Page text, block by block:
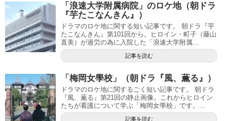
「浪速大学附属病院」のロケ地（朝ドラ
『芋たこなんきん』）
ドラマのロケ地に関する短い記事です。 朝ドラ『芋
たこなんきん』第101回から。ヒロイン・町子（藤山
直美）が過労の為に入院した「浪速大学附属...
記事を読む
「梅岡女學校」（朝ドラ『風、薫る』）
ドラマのロケ地に関するごく短い記事です。 朝ドラ
『風、薫る』第21回の静止画像。これからヒロイン
たちが看護について学ぶ「梅岡女學校」です。...
記事を読む